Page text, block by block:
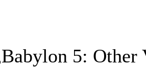
5: Other